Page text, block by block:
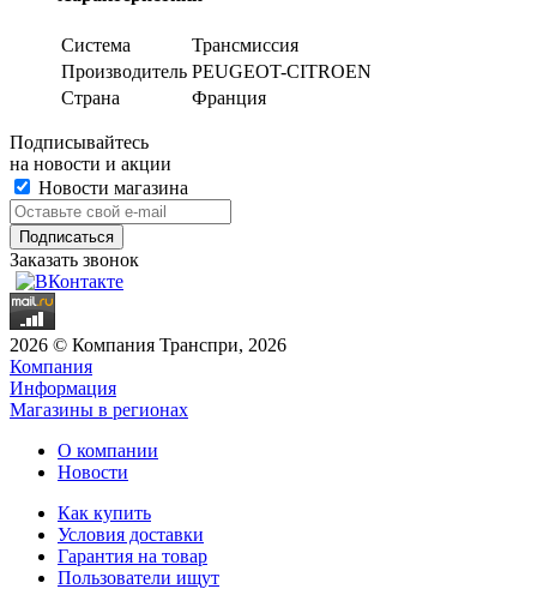
Система
Трансмиссия
Производитель PEUGEOT-CITROEN
Страна
Франция
Подписывайтесь
на новости и акции
Новости магазина
Заказать звонок
2026 © Компания Транспри, 2026
Компания
Информация
Магазины в регионах
О компании
Новости
Как купить
Условия доставки
Гарантия на товар
Пользователи ищут